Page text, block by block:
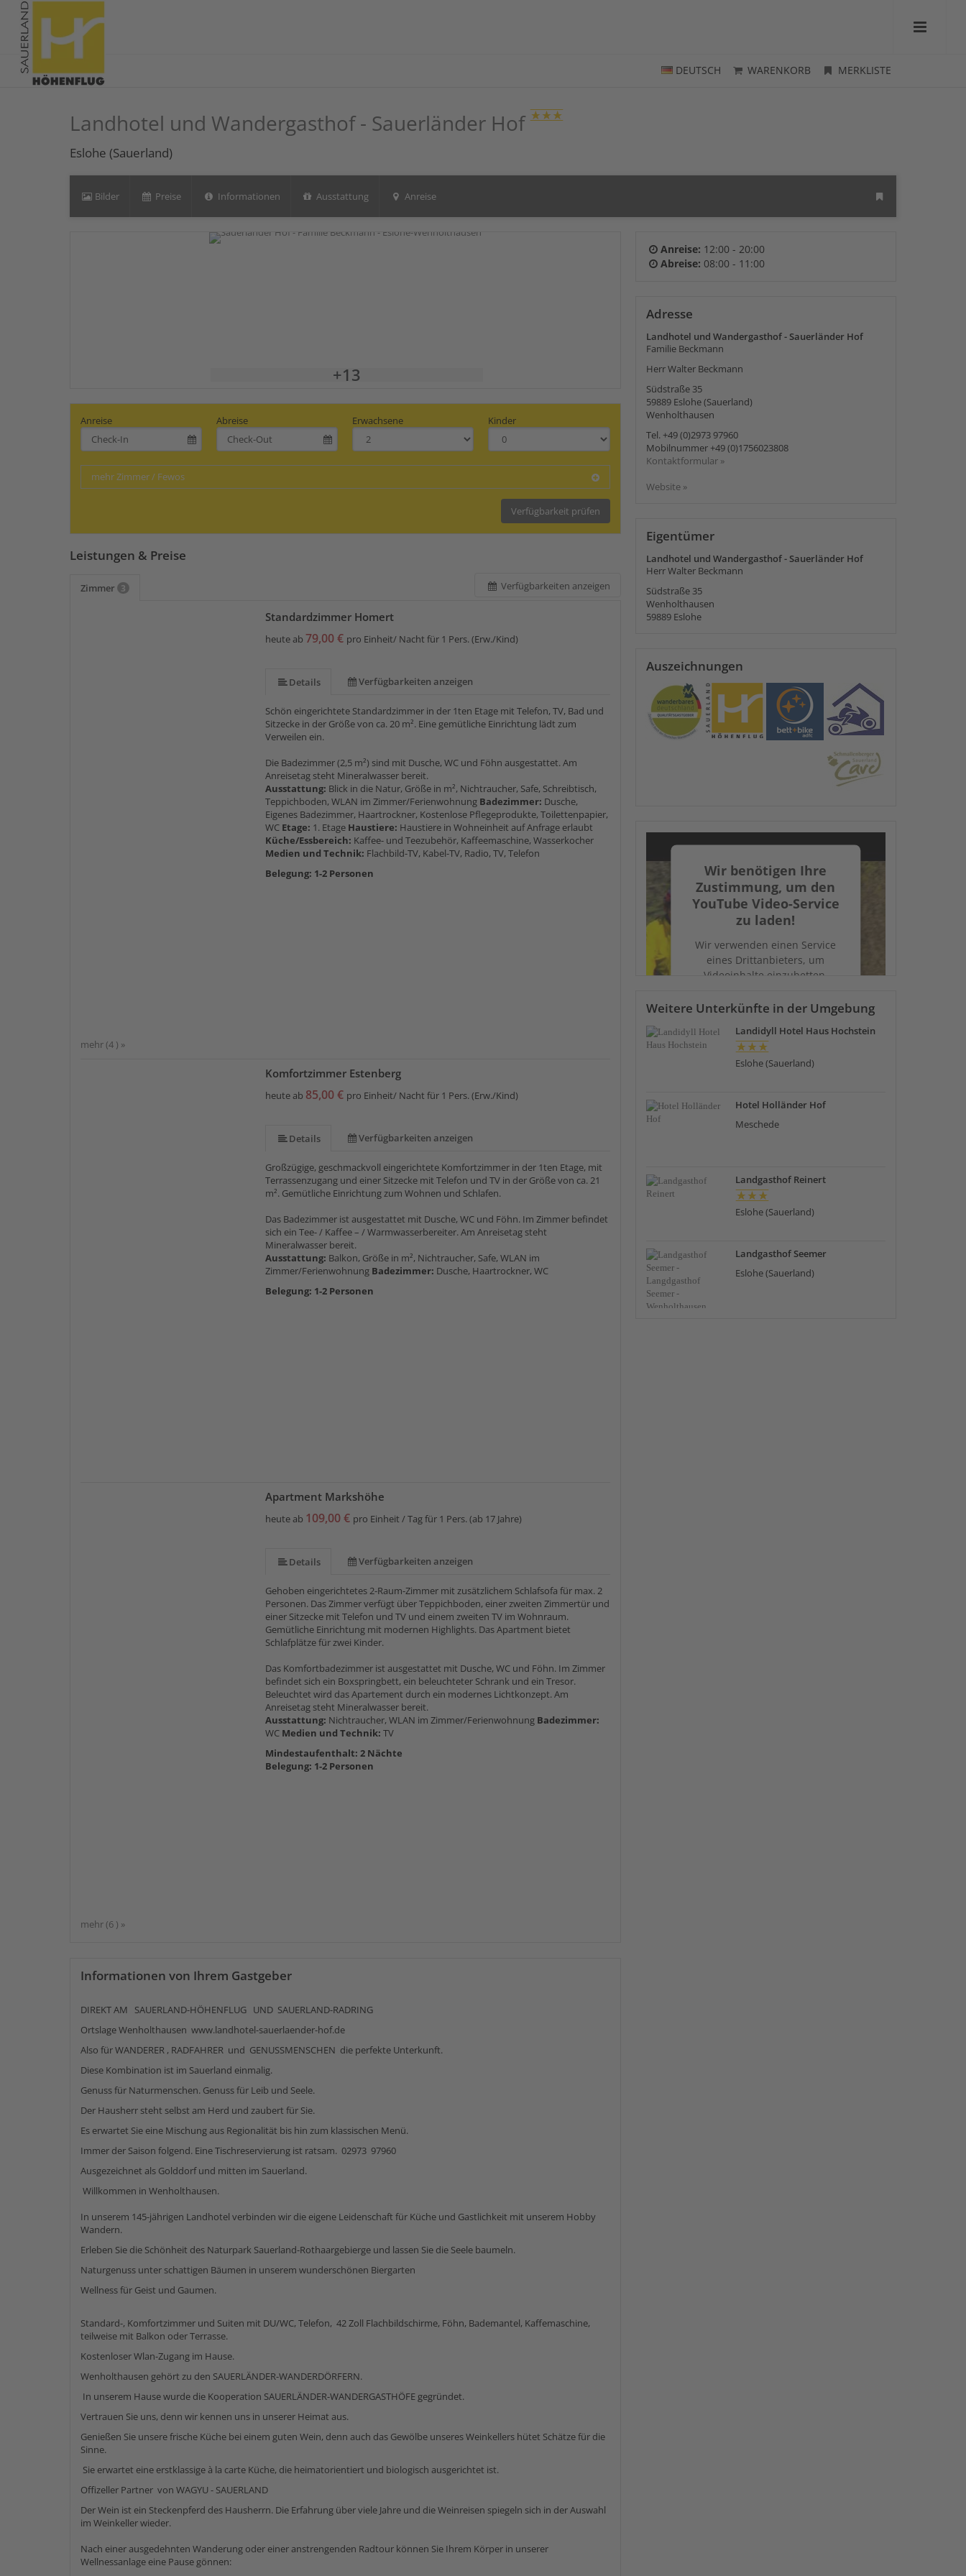
DEUTSCH WARENKORB MERKLISTE
Landhotel und Wandergasthof - Sauerländer Hof
Eslohe (Sauerland)
Bilder Preise Informationen Ausstattung Anreise
+13
Anreise Abreise Erwachsene Kinder
mehr Zimmer / Fewos
Verfügbarkeit prüfen
Verfügbarkeiten anzeigen
Leistungen & Preise
Zimmer 3
mehr (4 ) »
Standardzimmer Homert
heute ab 79,00 € pro Einheit/ Nacht für 1 Pers. (Erw./Kind)
Details Verfügbarkeiten anzeigen
Schön eingerichtete Standardzimmer in der 1ten Etage mit Telefon, TV, Bad und
Sitzecke in der Größe von ca. 20 m². Eine gemütliche Einrichtung lädt zum
Verweilen ein.
Die Badezimmer (2,5 m²) sind mit Dusche, WC und Föhn ausgestattet. Am
Anreisetag steht Mineralwasser bereit.
Ausstattung: Blick in die Natur, Größe in m², Nichtraucher, Safe, Schreibtisch,
Teppichboden, WLAN im Zimmer/Ferienwohnung Badezimmer: Dusche,
Eigenes Badezimmer, Haartrockner, Kostenlose Pflegeprodukte, Toilettenpapier,
WC Etage: 1. Etage Haustiere: Haustiere in Wohneinheit auf Anfrage erlaubt
Küche/Essbereich: Kaffee- und Teezubehör, Kaffeemaschine, Wasserkocher
Medien und Technik: Flachbild-TV, Kabel-TV, Radio, TV, Telefon
Belegung: 1-2 Personen
Komfortzimmer Estenberg
heute ab 85,00 € pro Einheit/ Nacht für 1 Pers. (Erw./Kind)
Details Verfügbarkeiten anzeigen
Großzügige, geschmackvoll eingerichtete Komfortzimmer in der 1ten Etage, mit
Terrassenzugang und einer Sitzecke mit Telefon und TV in der Größe von ca. 21
m². Gemütliche Einrichtung zum Wohnen und Schlafen.
Das Badezimmer ist ausgestattet mit Dusche, WC und Föhn. Im Zimmer befindet
sich ein Tee- / Kaffee – / Warmwasserbereiter. Am Anreisetag steht
Mineralwasser bereit.
Ausstattung: Balkon, Größe in m², Nichtraucher, Safe, WLAN im
Zimmer/Ferienwohnung Badezimmer: Dusche, Haartrockner, WC
Belegung: 1-2 Personen
mehr (6 ) »
Apartment Markshöhe
heute ab 109,00 € pro Einheit / Tag für 1 Pers. (ab 17 Jahre)
Details Verfügbarkeiten anzeigen
Gehoben eingerichtetes 2-Raum-Zimmer mit zusätzlichem Schlafsofa für max. 2
Personen. Das Zimmer verfügt über Teppichboden, einer zweiten Zimmertür und
einer Sitzecke mit Telefon und TV und einem zweiten TV im Wohnraum.
Gemütliche Einrichtung mit modernen Highlights. Das Apartment bietet
Schlafplätze für zwei Kinder.
Das Komfortbadezimmer ist ausgestattet mit Dusche, WC und Föhn. Im Zimmer
befindet sich ein Boxspringbett, ein beleuchteter Schrank und ein Tresor.
Beleuchtet wird das Apartement durch ein modernes Lichtkonzept. Am
Anreisetag steht Mineralwasser bereit.
Ausstattung: Nichtraucher, WLAN im Zimmer/Ferienwohnung Badezimmer:
WC Medien und Technik:TV
Mindestaufenthalt: 2 Nächte
Belegung: 1-2 Personen
Informationen von Ihrem Gastgeber
DIREKT AM SAUERLAND-HÖHENFLUG UND SAUERLAND-RADRING
Ortslage Wenholthausen www.landhotel-sauerlaender-hof.de
Also für WANDERER , RADFAHRER und GENUSSMENSCHEN die perfekte Unterkunft.
Diese Kombination ist im Sauerland einmalig.
Genuss für Naturmenschen. Genuss für Leib und Seele.
Der Hausherr steht selbst am Herd und zaubert für Sie.
Es erwartet Sie eine Mischung aus Regionalität bis hin zum klassischen Menü.
Immer der Saison folgend. Eine Tischreservierung ist ratsam. 02973 97960
Ausgezeichnet als Golddorf und mitten im Sauerland.
Willkommen in Wenholthausen.
In unserem 145-jährigen Landhotel verbinden wir die eigene Leidenschaft für Küche und Gastlichkeit mit unserem Hobby
Wandern.
Erleben Sie die Schönheit des Naturpark Sauerland-Rothaargebierge und lassen Sie die Seele baumeln.
Naturgenuss unter schattigen Bäumen in unserem wunderschönen Biergarten
Wellness für Geist und Gaumen.
Standard-, Komfortzimmer und Suiten mit DU/WC, Telefon, 42 Zoll Flachbildschirme, Föhn, Bademantel, Kaffemaschine,
teilweise mit Balkon oder Terrasse.
Kostenloser Wlan-Zugang im Hause.
Wenholthausen gehört zu den SAUERLÄNDER-WANDERDÖRFERN.
In unserem Hause wurde die Kooperation SAUERLÄNDER-WANDERGASTHÖFE gegründet.
Vertrauen Sie uns, denn wir kennen uns in unserer Heimat aus.
Genießen Sie unsere frische Küche bei einem guten Wein, denn auch das Gewölbe unseres Weinkellers hütet Schätze für die
Sinne.
Sie erwartet eine erstklassige à la carte Küche, die heimatorientiert und biologisch ausgerichtet ist.
Offizeller Partner von WAGYU - SAUERLAND
Der Wein ist ein Steckenpferd des Hausherrn. Die Erfahrung über viele Jahre und die Weinreisen spiegeln sich in der Auswahl
im Weinkeller wieder.
Nach einer ausgedehnten Wanderung oder einer anstrengenden Radtour können Sie Ihrem Körper in unserer
Wellnessanlage eine Pause gönnen:
Anreise: 12:00 - 20:00
Abreise: 08:00 - 11:00
Adresse
Landhotel und Wandergasthof - Sauerländer Hof
Familie Beckmann
Herr Walter Beckmann
Südstraße 35
59889 Eslohe (Sauerland)
Wenholthausen
Tel. +49 (0)2973 97960
Mobilnummer +49 (0)1756023808
Kontaktformular »
Website »
Eigentümer
Landhotel und Wandergasthof - Sauerländer Hof
Herr Walter Beckmann
Südstraße 35
Wenholthausen
59889 Eslohe
Auszeichnungen
Wir benötigen Ihre
Zustimmung, um den
YouTube Video-Service
zu laden!
Wir verwenden einen Service
eines Drittanbieters, um
Videoinhalte einzubetten.
Ihren Aktivitäten sammeln.
Bitte lesen Sie die Details durch
und stimmen Sie der Nutzung
des Service zu, um dieses Video
anzusehen.
Akzeptieren
&eRecht24
Weitere Unterkünfte in der Umgebung
Landidyll Hotel Haus Hochstein
Eslohe (Sauerland)
Hotel Holländer Hof
Meschede
Landgasthof Reinert
Eslohe (Sauerland)
Landgasthof Seemer
Eslohe (Sauerland)